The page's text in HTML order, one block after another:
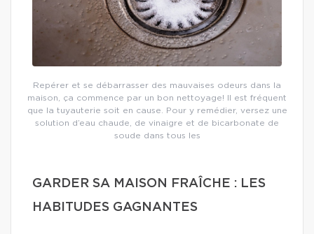
Repérer et se débarrasser des mauvaises odeurs dans la
maison, ça commence par un bon nettoyage! Il est fréquent
que la tuyauterie soit en cause. Pour y remédier, versez une
solution d’eau chaude, de vinaigre et de bicarbonate de
soude dans tous les
GARDER SA MAISON FRAÎCHE : LES
HABITUDES GAGNANTES